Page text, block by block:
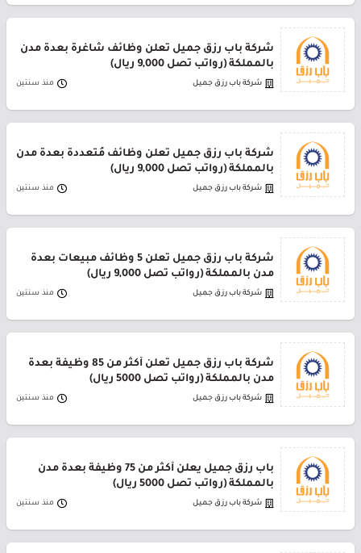
شركة باب رزق جميل تعلن وظائف شاغرة بعدة مدن
بالمملكة (رواتب تصل 9,000 ريال)
شركة باب رزق جميل منذ سنتين
شركة باب رزق جميل تعلن وظائف مُتعددة بعدة مدن
بالمملكة (رواتب تصل 9,000 ريال)
شركة باب رزق جميل منذ سنتين
شركة باب رزق جميل تعلن 5 وظائف مبيعات بعدة
مدن بالمملكة (رواتب تصل 9,000 ريال)
شركة باب رزق جميل منذ سنتين
شركة باب رزق جميل تعلن أكثر من 85 وظيفة بعدة
مدن بالمملكة (رواتب تصل 5000 ريال)
شركة باب رزق جميل منذ سنتين
باب رزق جميل يعلن أكثر من 75 وظيفة بعدة مدن
بالمملكة (رواتب تصل 5000 ريال)
شركة باب رزق جميل منذ سنتين